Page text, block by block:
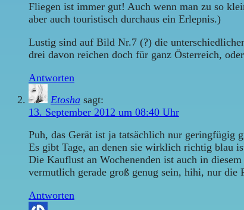
Fliegen ist immer gut! Auch wenn man zu so
aber auch touristisch durchaus ein Erlepnis.)
Lustig sind auf Bild Nr.7 (?) die
drei davon reichen doch für ganz Österreich,
Antworten
Etosha sagt:
13. September 2012 um 08:40 Uhr
Puh, das Gerät ist ja tatsächlich nur
Es gibt Tage, an denen sie wirklich richtig blau
Die Kauflust an Wochenenden ist auch in
vermutlich gerade groß genug sein, hihi, nur die
Antworten